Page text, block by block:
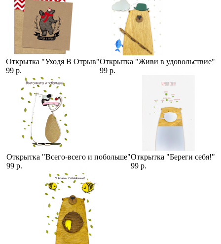
Открытка "Уходя В Отрыв"
99 р.
Открытка "Живи в удовольствие"
99 р.
Открытка "Всего-всего и побольше"
99 р.
Открытка "Береги себя!"
99 р.